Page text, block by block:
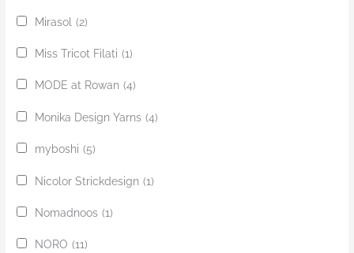
Mirasol (2)
Miss Tricot Filati (1)
MODE at Rowan (4)
Monika Design Yarns (4)
myboshi (5)
Nicolor Strickdesign (1)
Nomadnoos (1)
NORO (11)